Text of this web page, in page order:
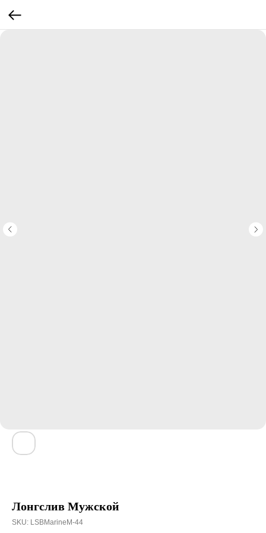
Лонгслив Мужской
SKU: LSBMarineM-44